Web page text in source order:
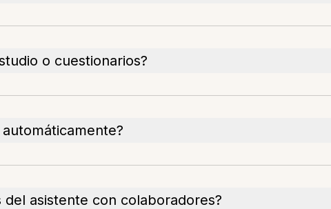
o cuestionarios?
asistente con colaboradores?